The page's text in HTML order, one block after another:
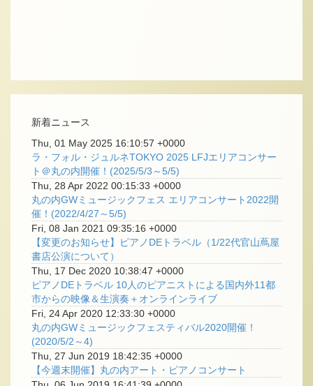
新着ニュース
Thu, 01 May 2025 16:10:57 +0000
ラ・フォル・ジュルネTOKYO 2025 LFJエリアコンサー
ト＠丸の内開催！(2025/5/3～5/5)
Thu, 28 Apr 2022 00:15:33 +0000
丸の内GWミュージックフェス エリアコンサート2022開
催！(2022/4/27～5/5)
Fri, 08 Jan 2021 09:35:16 +0000
【変更のお知らせ】ピアノDEトラベル（1/22代官山蔦屋
書店公演について）
Thu, 17 Dec 2020 10:38:47 +0000
ピアノDEトラベル 10人のピアニストによる国内外11都
市からの映像＆生演奏＋オンラインライブ
Fri, 24 Apr 2020 12:33:30 +0000
丸の内GWミュージックフェスティバル2020開催！
(2020/5/2～4)
Thu, 27 Jun 2019 18:42:35 +0000
【今週末開催】丸の内アート・ピアノコンサート